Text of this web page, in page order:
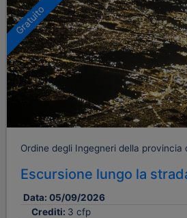
Gratuito
Ordine degli Ingegneri della provincia
Escursione lungo la
Data: 05/09/2026
Crediti: 3 cfp